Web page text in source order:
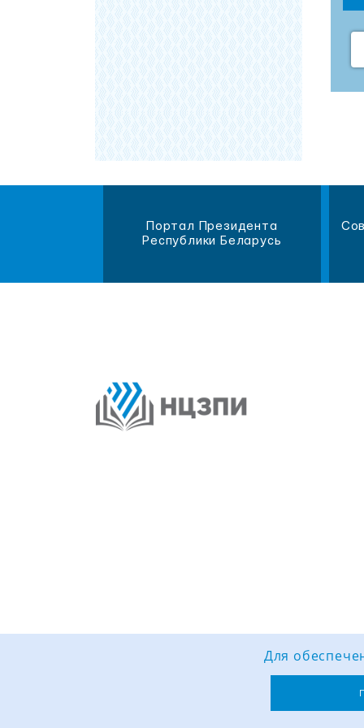
Портал Президента
Республики Беларусь
Для